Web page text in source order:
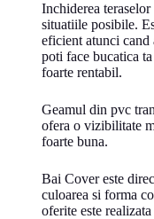
Inchiderea
situatiile posibile.
eficient atunci cand
poti face bucatica
foarte rentabil.
Geamul din pvc
ofera o vizibilitate
foarte buna.
Bai Cover este
culoarea si forma
oferite este